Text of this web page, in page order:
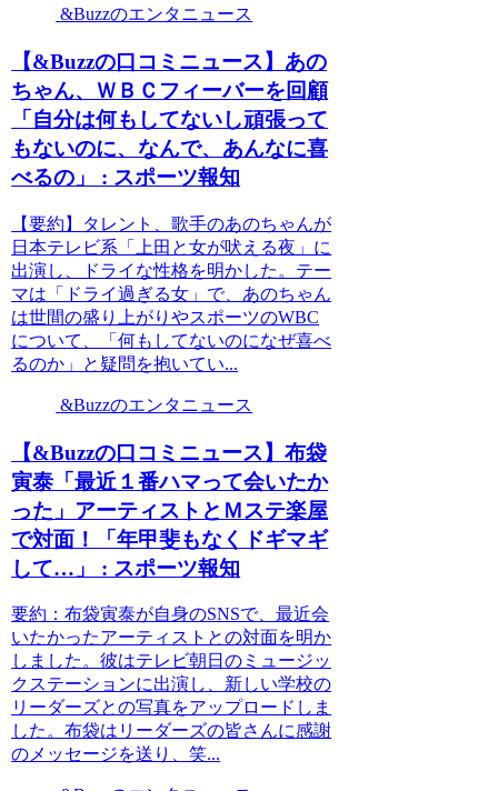
&Buzzのエンタニュース
【&Buzzの口コミニュース】あの
ちゃん、ＷＢＣフィーバーを回顧
「自分は何もしてないし頑張って
もないのに、なんで、あんなに喜
べるの」 : スポーツ報知
【要約】タレント、歌手のあのちゃんが
日本テレビ系「上田と女が吠える夜」に
出演し、ドライな性格を明かした。テー
マは「ドライ過ぎる女」で、あのちゃん
は世間の盛り上がりやスポーツのWBC
について、「何もしてないのになぜ喜べ
るのか」と疑問を抱いてい...
&Buzzのエンタニュース
【&Buzzの口コミニュース】布袋
寅泰「最近１番ハマって会いたか
った」アーティストとＭステ楽屋
で対面！「年甲斐もなくドギマギ
して…」 : スポーツ報知
要約：布袋寅泰が自身のSNSで、最近会
いたかったアーティストとの対面を明か
しました。彼はテレビ朝日のミュージッ
クステーションに出演し、新しい学校の
リーダーズとの写真をアップロードしま
した。布袋はリーダーズの皆さんに感謝
のメッセージを送り、笑...